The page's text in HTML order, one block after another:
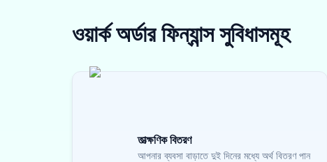
ওয়ার্ক অর্ডার ফিন্যান্সসুবিধাসমূহ
তাত্ক্ষণিক বিতরণ
আপনার ব্যবসা বাড়াতে দুই দিনের মধ্যে অর্থ বিতরণ পান